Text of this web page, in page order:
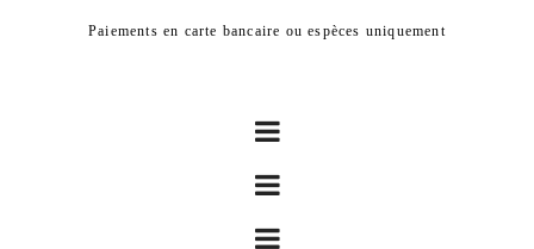
Paiements en carte bancaire ou espèces uniquement